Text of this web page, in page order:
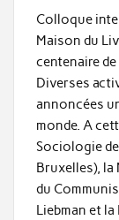
Colloque
Maison du
centenaire de
Diverses
annoncées
monde. A
Sociologie
Bruxelles), la
du
Liebman et